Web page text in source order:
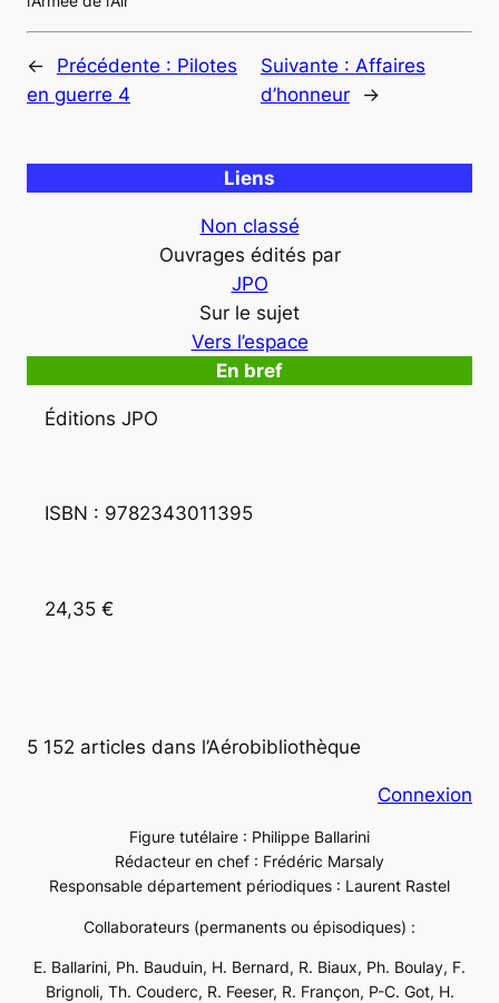
← Précédente : Pilotes
en guerre 4
Suivante : Affaires
d’honneur
→
Liens
Non classé
Ouvrages édités par
JPO
Sur le sujet
Vers l’espace
En bref
Éditions JPO
ISBN : 9782343011395
24,35 €
5 152 articles dans l’Aérobibliothèque
Connexion
Figure tutélaire : Philippe Ballarini
Rédacteur en chef : Frédéric Marsaly
Responsable département périodiques : Laurent Rastel
Collaborateurs (permanents ou épisodiques) :
E. Ballarini, Ph. Bauduin, H. Bernard, R. Biaux, Ph. Boulay, F.
Brignoli, Th. Couderc, R. Feeser, R. Françon, P-C. Got, H.